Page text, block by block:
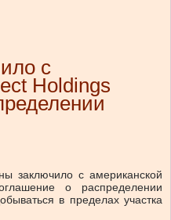
с
Holdings
заключило с американской
о распределении
в пределах участка